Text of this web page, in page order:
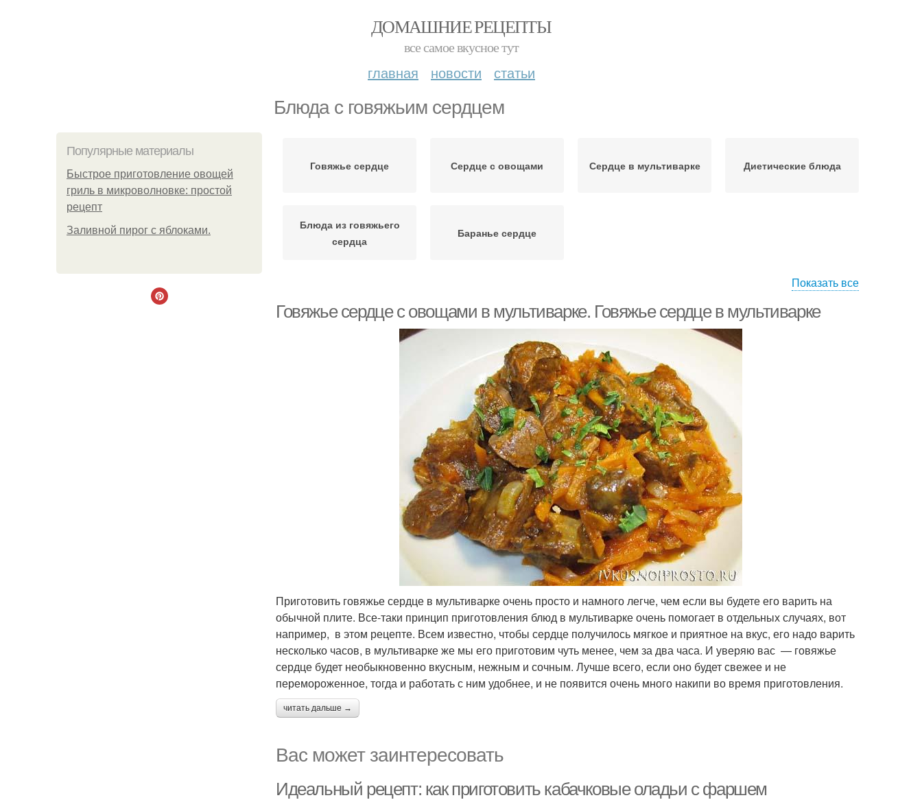
ДОМАШНИЕ РЕЦЕПТЫ
все самое вкусное тут
главная новости статьи
Блюда с говяжьим сердцем
Популярные материалы
Быстрое приготовление овощей
гриль в микроволновке: простой
рецепт
Заливной пирог с яблоками.
Говяжье сердце Сердце с овощами Сердце в мультиварке Диетические блюда
Блюда из говяжьего
сердца
Баранье сердце
Показать все
Говяжье сердце с овощами в мультиварке. Говяжье сердце в мультиварке
Приготовить говяжье сердце в мультиварке очень просто и намного легче, чем если вы будете его варить на
обычной плите. Все-таки принцип приготовления блюд в мультиварке очень помогает в отдельных случаях, вот
например, в этом рецепте. Всем известно, чтобы сердце получилось мягкое и приятное на вкус, его надо варить
несколько часов, в мультиварке же мы его приготовим чуть менее, чем за два часа. И уверяю вас — говяжье
сердце будет необыкновенно вкусным, нежным и сочным. Лучше всего, если оно будет свежее и не
перемороженное, тогда и работать с ним удобнее, и не появится очень много накипи во время приготовления.
читать дальше →
Вас может заинтересовать
Идеальный рецепт: как приготовить кабачковые оладьи с фаршем